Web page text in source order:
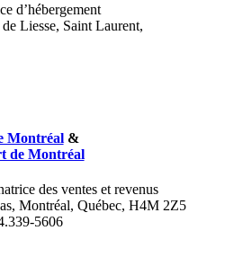
d’hébergement
Liesse, Saint Laurent,
Montréal&
de Montréal
des ventes et revenus
Montréal, Québec, H4M 2Z5
5606